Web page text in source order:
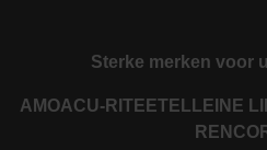
Sterke merken voor
AMOACU-RITE ETEL LEINE
RENCO